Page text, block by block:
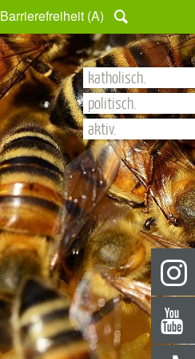
Barrierefreiheit (A)
katholisch.
politisch.
aktiv.